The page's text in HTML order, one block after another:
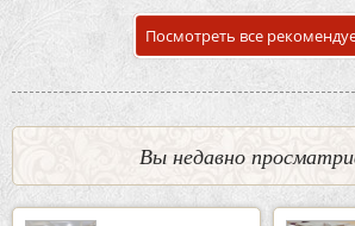
Посмотреть все
Вы недавно